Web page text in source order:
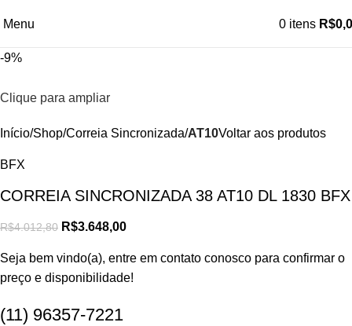
Menu 0 itens R$
-9%
Clique para ampliar
Início Shop Correia Sincronizada AT10Voltar aos produtos
BFX
CORREIA SINCRONIZADA 38 AT10 DL 1830 BFX
R$4.012,80 R$3.648,00
Seja bem vindo(a), entre em contato conosco para confirmar o
preço e disponibilidade!
(11) 96357-7221